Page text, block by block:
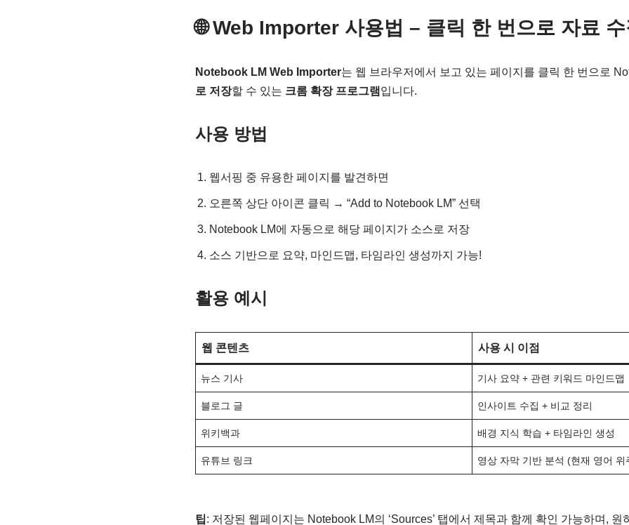
🌐 Web Importer 사용법 – 클릭 한 번으로 자료
Notebook LM Web Importer는 웹 브라우저에서 보고 있는 페이지를 클릭 한 번으로
로 저장할 수 있는 크롬 확장 프로그램 입니다.
사용 방법
웹서핑 중 유용한 페이지를 발견하면
오른쪽 상단 아이콘 클릭 → “Add to Notebook LM” 선택
Notebook LM에 자동으로 해당 페이지가 소스로 저장
소스 기반으로 요약, 마인드맵, 타임라인 생성까지 가능!
활용 예시
웹 콘텐츠 사용 시 이점
뉴스 기사 기사 요약 + 관련 키워드 마인드맵
블로그 글 인사이트 수집 + 비교 정리
위키백과 배경 지식 학습 + 타임라인 생성
유튜브 링크 영상 자막 기반 분석 (현재 영어 위
팁: 저장된 웹페이지는 Notebook LM의 ‘Sources’ 탭에서 제목과 함께 확인 가능하며, 원